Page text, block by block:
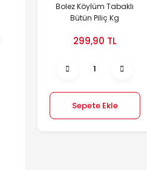
Bolez Köylüm Tabaklı
Bütün Piliç Kg
299,90 TL
Sepete Ekle